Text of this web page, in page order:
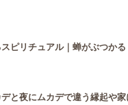
ピリチュアル｜蝉がぶつか
と夜にムカデで違う縁起や